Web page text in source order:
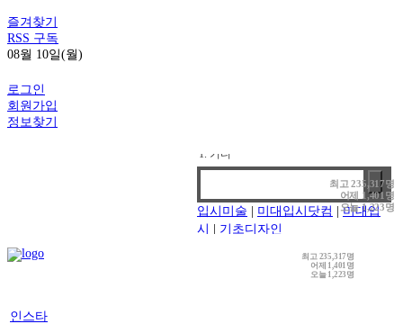
즐겨찾기
RSS 구독
08월 10일(월)
로그인
회원가입
정보찾기
최고235,317명
어제 1,401명
오늘1,223명
2. 홍대앞
4. 선릉
입시미술 미대입시닷컴
미대입
시
기초디자인
최고 235,317명
어제 1,401명
오늘 1,223명
인스타